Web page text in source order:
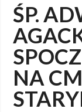
ŚP.
NA